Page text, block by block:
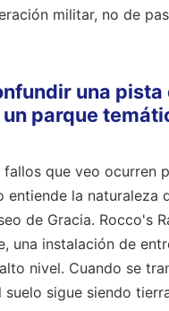
militar, no de
una pista
parque
que veo ocurren
entiende la naturaleza
de Gracia. Rocco's
una instalación de
nivel. Cuando se
suelo sigue siendo